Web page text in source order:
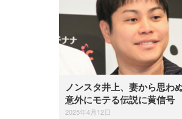
ノンスタ井上、妻から思わ
意外にモテる伝説に黄信号
2025年4月12日